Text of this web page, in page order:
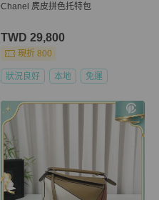
Chanel 麂皮拼色托特包
TWD 29,800
現折 800
狀況良好 本地 免運